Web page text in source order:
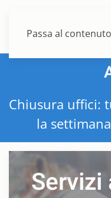
Passa al
Chiusura uffici:
la
Servizi